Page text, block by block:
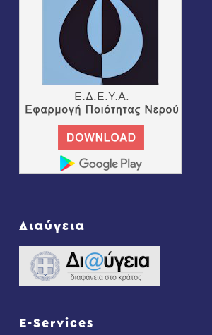
Διαύγεια
E-Services